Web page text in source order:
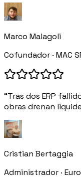
Marco Malagoli
Cofundador · MAC
“Tras dos ERP
obras drenan
Cristian Bertaggia
Administrador ·